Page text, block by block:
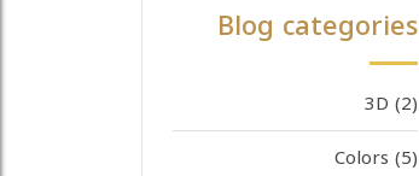
Blog categories
3D (2)
Colors (5)